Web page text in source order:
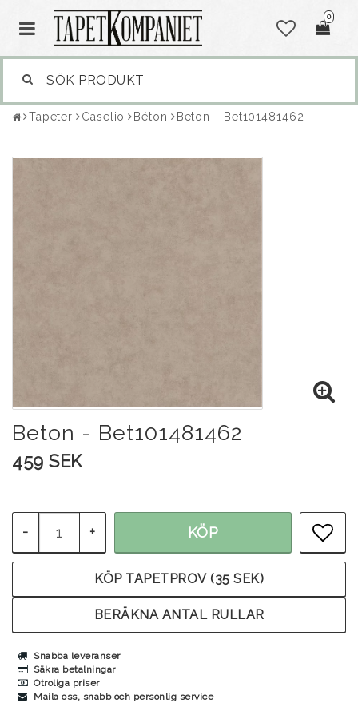
0
Tapeter Caselio Béton Beton - Bet101481462
Beton - Bet101481462
459 SEK
- + KÖP
BERÄKNA ANTAL RULLAR
KÖP TAPETPROV (35 SEK)
Snabba leveranser
Säkra betalningar
Otroliga priser
Maila oss, snabb och personlig service